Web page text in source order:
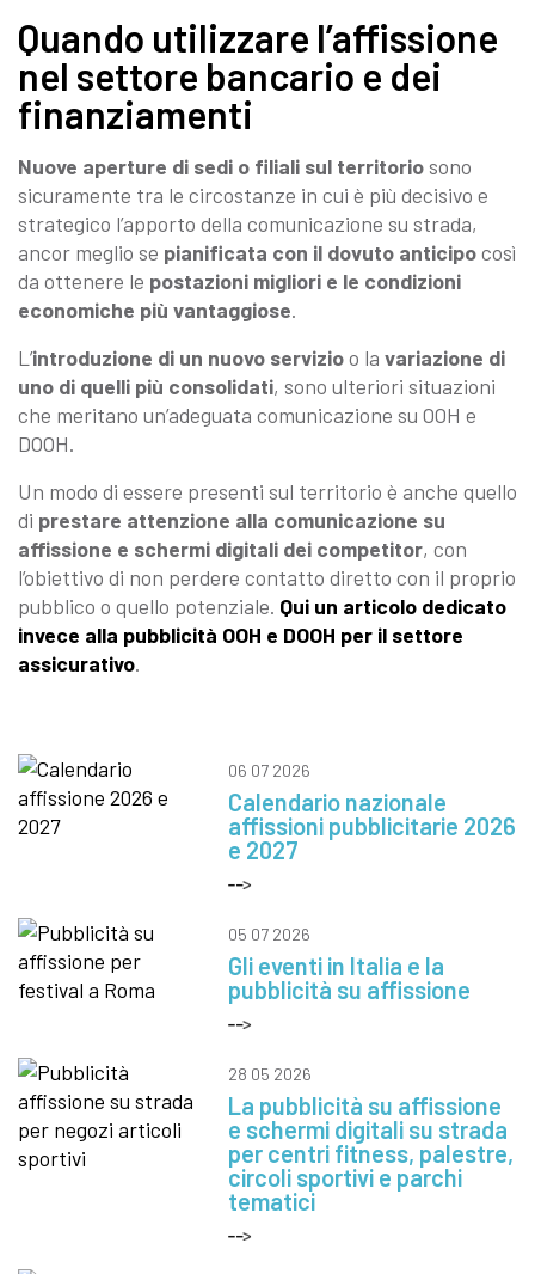
Quando utilizzare l’affissione
nel settore bancario e dei
finanziamenti
Nuove aperture di sedi o filiali sul territoriosono
sicuramente tra le circostanze in cui è più decisivo e
strategico l’apporto della comunicazione su strada,
ancor meglio se pianificata con il dovuto anticipocosì
da ottenere le postazioni migliori e le condizioni
economiche più vantaggiose.
L’introduzione di un nuovo servizioo la variazione di
uno di quelli più consolidati, sono ulteriori situazioni
che meritano un’adeguata comunicazione su OOH e
DOOH.
Un modo di essere presenti sul territorio è anche quello
di prestare attenzione alla comunicazione su
affissione e schermi digitali dei competitor, con
l’obiettivo di non perdere contatto diretto con il proprio
pubblico o quello potenziale. Qui un articolo dedicato
invece alla pubblicità OOH e DOOH per il settore
assicurativo.
06 07 2026
Calendario nazionale
affissioni pubblicitarie 2026
e 2027
05 07 2026
Gli eventi in Italia e la
pubblicità su affissione
28 05 2026
La pubblicità su affissione
e schermi digitali su strada
per centri fitness, palestre,
circoli sportivi e parchi
tematici